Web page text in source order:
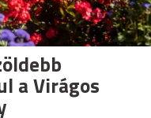
a Virágos